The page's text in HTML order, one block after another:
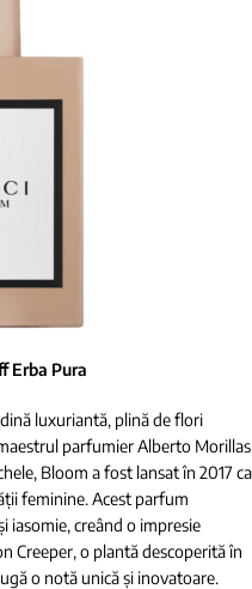
Erba Pura
luxuriantă, plină de flori
parfumier Alberto Morillas
Bloom a fost lansat în 2017 ca
feminine. Acest parfum
iasomie, creând o impresie
Creeper, o plantă descoperită în
o notă unică și inovatoare.